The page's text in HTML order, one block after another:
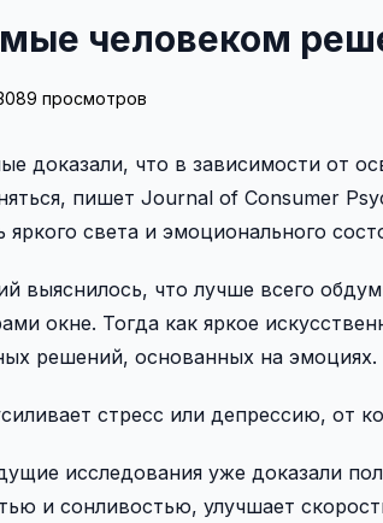
человеком
просмотров
доказали, что в зависимости от
пишет Journal of Consumer
яркого света и эмоционального
выяснилось, что лучше всего
окне. Тогда как яркое
решений, основанных на эмоциях.
стресс или депрессию, от
исследования уже доказали
и сонливостью, улучшает